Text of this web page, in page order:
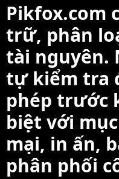
Pikfox.com
trữ, phân
tài nguyên.
tự kiểm tra
phép trước
biệt với
mại, in ấn,
phân phối